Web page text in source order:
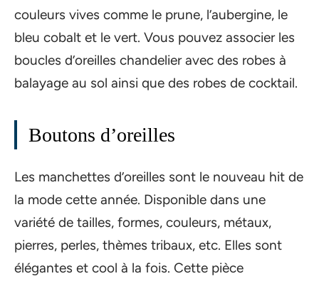
couleurs vives comme le prune, l’aubergine, le
bleu cobalt et le vert. Vous pouvez associer les
boucles d’oreilles chandelier avec des robes à
balayage au sol ainsi que des robes de cocktail.
Boutons d’oreilles
Les manchettes d’oreilles sont le nouveau hit de
la mode cette année. Disponible dans une
variété de tailles, formes, couleurs, métaux,
pierres, perles, thèmes tribaux, etc. Elles sont
élégantes et cool à la fois. Cette pièce